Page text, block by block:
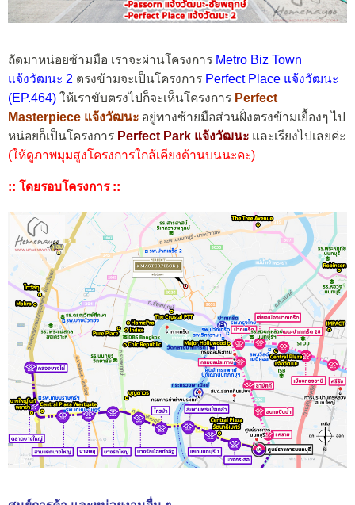
ถัดมาหน่อยซ้ามมือ เราจะผ่านโครงการ Metro Biz Town
แจ้งวัฒนะ 2 ตรงข้ามจะเป็นโครงการ Perfect Place แจ้งวัฒนะ
(EP.464) ให้เราขับตรงไปก็จะเห็นโครงการ Perfect
Masterpiece แจ้งวัฒนะ อยู่ทางซ้ายมือส่วนฝั่งตรงข้ามเยื้องๆ ไป
หน่อยก็เป็นโครงการ Perfect Park แจ้งวัฒนะ และเรียงไปเลยค่ะ
(ให้ดูภาพมุมสูงโครงการใกล้เคียงด้านบนนะคะ)
:: โดยรอบโครงการ ::